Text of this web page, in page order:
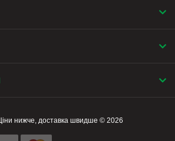
нижче, доставка швидше © 2026